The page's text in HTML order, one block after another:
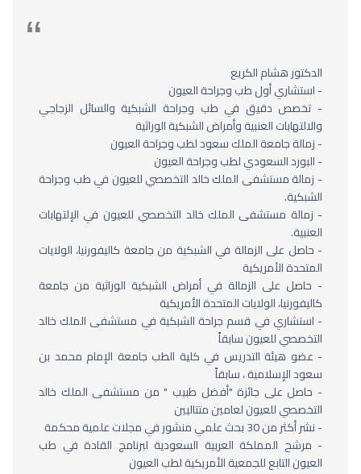
الدكتور هشام الكريع
- استشاري أول طب وجراحة العيون
- تخصص دقيق في طب وجراحة الشبكية والسائل الزجاجي
والالتهابات العنبية وأمراض الشبكية الوراثية
- زمالة جامعة الملك سعود لطب وجراحة العيون
- البورد السعودي لطب وجراحة العيون
- زمالة مستشفى الملك خالد التخصصي للعيون في طب وجراحة
الشبكية.
- زمالة مستشفى الملك خالد التخصصي للعيون في الإلتهابات
العنبية.
- حاصل على الزمالة في الشبكية من جامعة كاليفورنيا، الولايات
المتحدة الأمريكية
- حاصل على الزمالة في أمراض الشبكية الوراثية من جامعة
كاليفورنيا، الولايات المتحدة الأمريكية
- استشاري في قسم جراحة الشبكية في مستشفى الملك خالد
التخصصي للعيون سابقاً
- عضو هيئة التدريس في كلية الطب جامعة الإمام محمد بن
سعود الإسلامية ، سابقاً
- حاصل على جائزة "أفضل طبيب " من مستشفى الملك خالد
التخصصي للعيون لعامين متتاليين
- نشر أكثر من 30 بحث علمي منشور في مجلات علمية محكمة
- مرشح المملكة العربية السعودية لبرنامج القادة في طب
العيون التابع للجمعية الأمريكية لطب العيون